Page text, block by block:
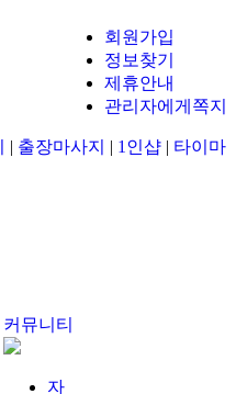
회원가입
정보찾기
제휴안내
관리자에게쪽지
| 출장마사지 | 1인샵 | 타이마
커뮤니티
자